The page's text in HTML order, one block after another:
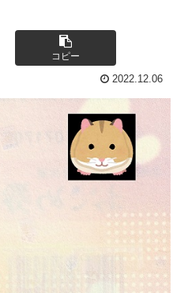
コピー
2022.12.06